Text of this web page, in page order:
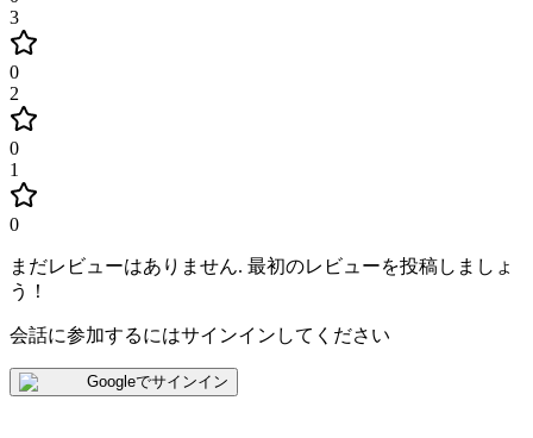
3
0
2
0
1
0
まだレビューはありません. 最初のレビューを投稿しましょ
う！
会話に参加するにはサインインしてください
Googleでサインイン